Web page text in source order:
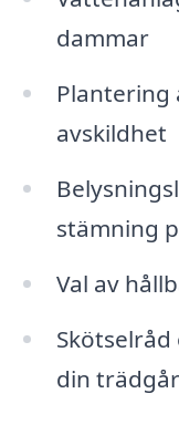
dammar
Plantering
avskildhet
stämning
Val av
din